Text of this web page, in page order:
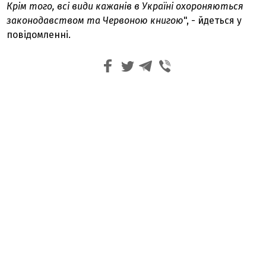
Крім того, всі види кажанів в Україні охороняються
законодавством та Червоною книгою", - йдеться у
повідомленні.